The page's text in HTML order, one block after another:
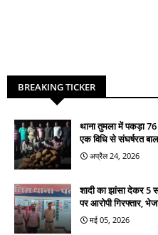
BREAKING TICKER
थाना तुमला में पकड़ा
एक विधि से संघर्षरत
अप्रैल 24, 2026
शादी का झांसा देकर 5
पर आरोपी गिरफ्तार,
मई 05, 2026